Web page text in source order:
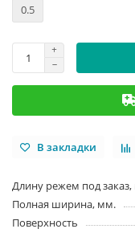
0.5
В закладки
Длину режем под заказ,
Полная ширина, мм.
Поверхность